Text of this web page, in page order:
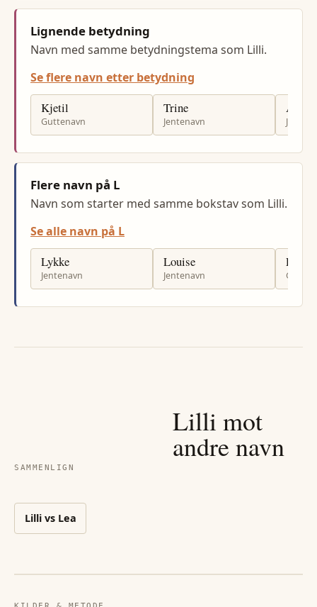
Lignende betydning
Navn med samme betydningstema som Lilli.
Se flere navn etter betydning
Kjetil
Guttenavn
Trine
Jentenavn
Åse
Flere navn på L
Navn som starter med samme bokstav som Lilli.
Se alle navn på L
Lykke
Jentenavn
Louise
Jentenavn
SAMMENLIGN
Lilli mot
andre navn
Lillivs Lea